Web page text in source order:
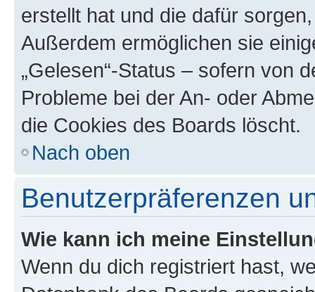
erstellt hat und die dafür
Außerdem ermöglichen sie
„Gelesen“-Status – sofern von
Probleme bei der An- oder
die Cookies des Boards löscht.
Nach oben
Benutzerpräferenzen
Wie kann ich meine
Wenn du dich registriert hast,